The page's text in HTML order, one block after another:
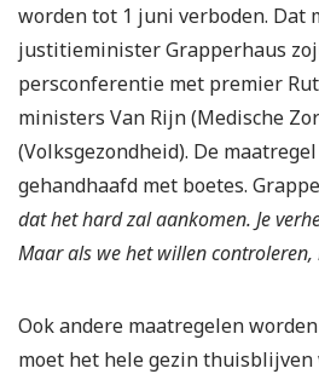
worden tot 1 juni verboden. Dat
justitieminister Grapperhaus
persconferentie met premier
ministers Van Rijn (Medische
(Volksgezondheid). De
gehandhaafd met boetes.
dat het hard zal aankomen. Je
Maar als we het willen controleren,
Ook andere maatregelen
moet het hele gezin thuisblijven